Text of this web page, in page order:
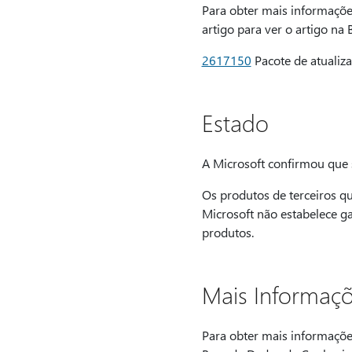
Para obter mais
artigo para ver o artigo na
2617150 Pacote de
Estado
A Microsoft confirmou que
Os produtos de terceiros
Microsoft não estabelece
produtos.
Mais
Para obter mais